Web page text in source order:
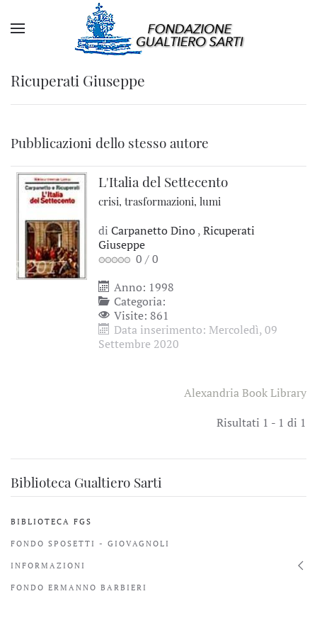
Ricuperati Giuseppe
Pubblicazioni dello stesso autore
L'Italia del Settecento
crisi, trasformazioni, lumi
di Carpanetto Dino,Ricuperati
Giuseppe
0 /0
Anno: 1998
Categoria:
Visite: 861
Data inserimento: Mercoledì, 09
Settembre 2020
Alexandria Book Library
Risultati 1 - 1 di 1
Biblioteca Gualtiero Sarti
BIBLIOTECA FGS
FONDO SPOSETTI - GIOVAGNOLI
INFORMAZIONI
FONDO ERMANNO BARBIERI